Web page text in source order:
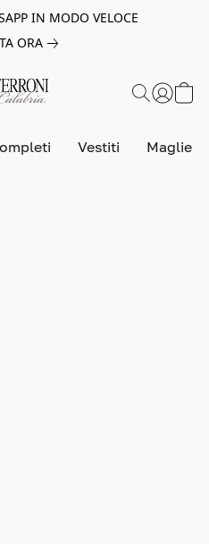
IN MODO VELOCE
ORA
Vestiti Maglie e